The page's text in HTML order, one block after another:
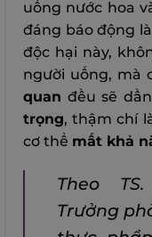
uống nước hoa
đáng báo động
độc hại này,
người uống, mà
quan đều sẽ
trọng, thậm chí
cơ thể mất khả
Theo
Trưởng